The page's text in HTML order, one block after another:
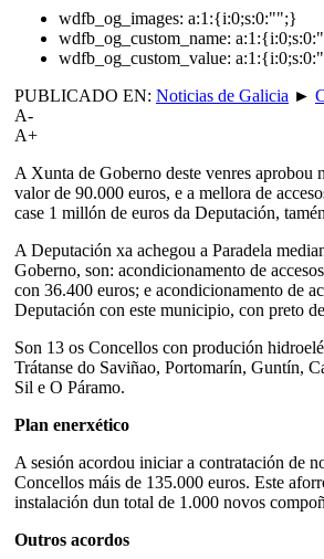
wdfb_og_images: a:1:{i:0;s:0:"";}
wdfb_og_custom_name:
wdfb_og_custom_value:
PUBLICADO EN: Noticias de Galicia ►
A-
A+
A Xunta de Goberno deste venres aprobou
valor de 90.000 euros, e a mellora de
case 1 millón de euros da Deputación,
A Deputación xa achegou a Paradela
Goberno, son: acondicionamento de
con 36.400 euros; e acondicionamento de
Deputación con este municipio, con preto
Son 13 os Concellos con produción
Trátanse do Saviñao, Portomarín, Guntín,
Sil e O Páramo.
Plan enerxético
A sesión acordou iniciar a contratación de
Concellos máis de 135.000 euros. Este
instalación dun total de 1.000 novos
Outros acordos